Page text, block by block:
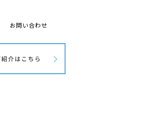
お問い合わせ